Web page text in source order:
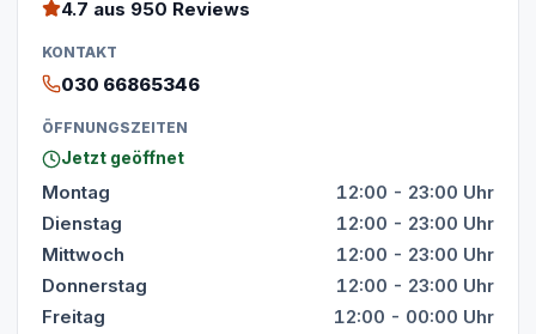
4.7 aus 950 Reviews
KONTAKT
030 66865346
ÖFFNUNGSZEITEN
Jetzt geöffnet
Montag
12:00 - 23:00 Uhr
Dienstag
12:00 - 23:00 Uhr
Mittwoch
12:00 - 23:00 Uhr
Donnerstag
12:00 - 23:00 Uhr
Freitag
12:00 - 00:00 Uhr